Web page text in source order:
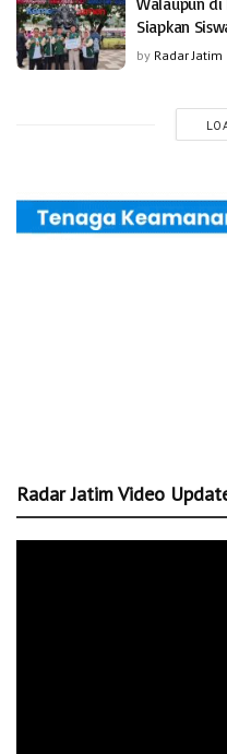
Siapkan
by Radar Jatim
Radar Jatim Video